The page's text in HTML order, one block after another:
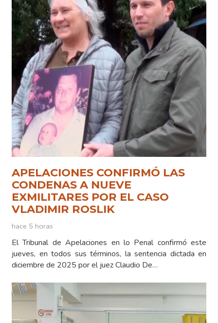
APELACIONES CONFIRMÓ LAS
CONDENAS A NUEVE
EXMILITARES POR EL CASO
VLADIMIR ROSLIK
hace 5 horas
El Tribunal de Apelaciones en lo Penal confirmó este
jueves, en todos sus términos, la sentencia dictada en
diciembre de 2025 por el juez Claudio De…